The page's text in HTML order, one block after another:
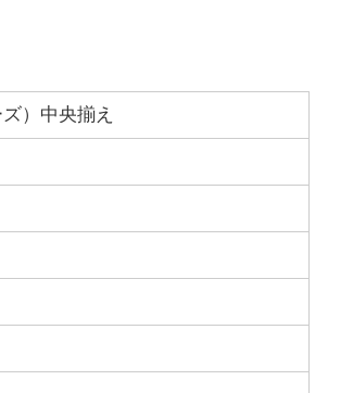
）中央揃え